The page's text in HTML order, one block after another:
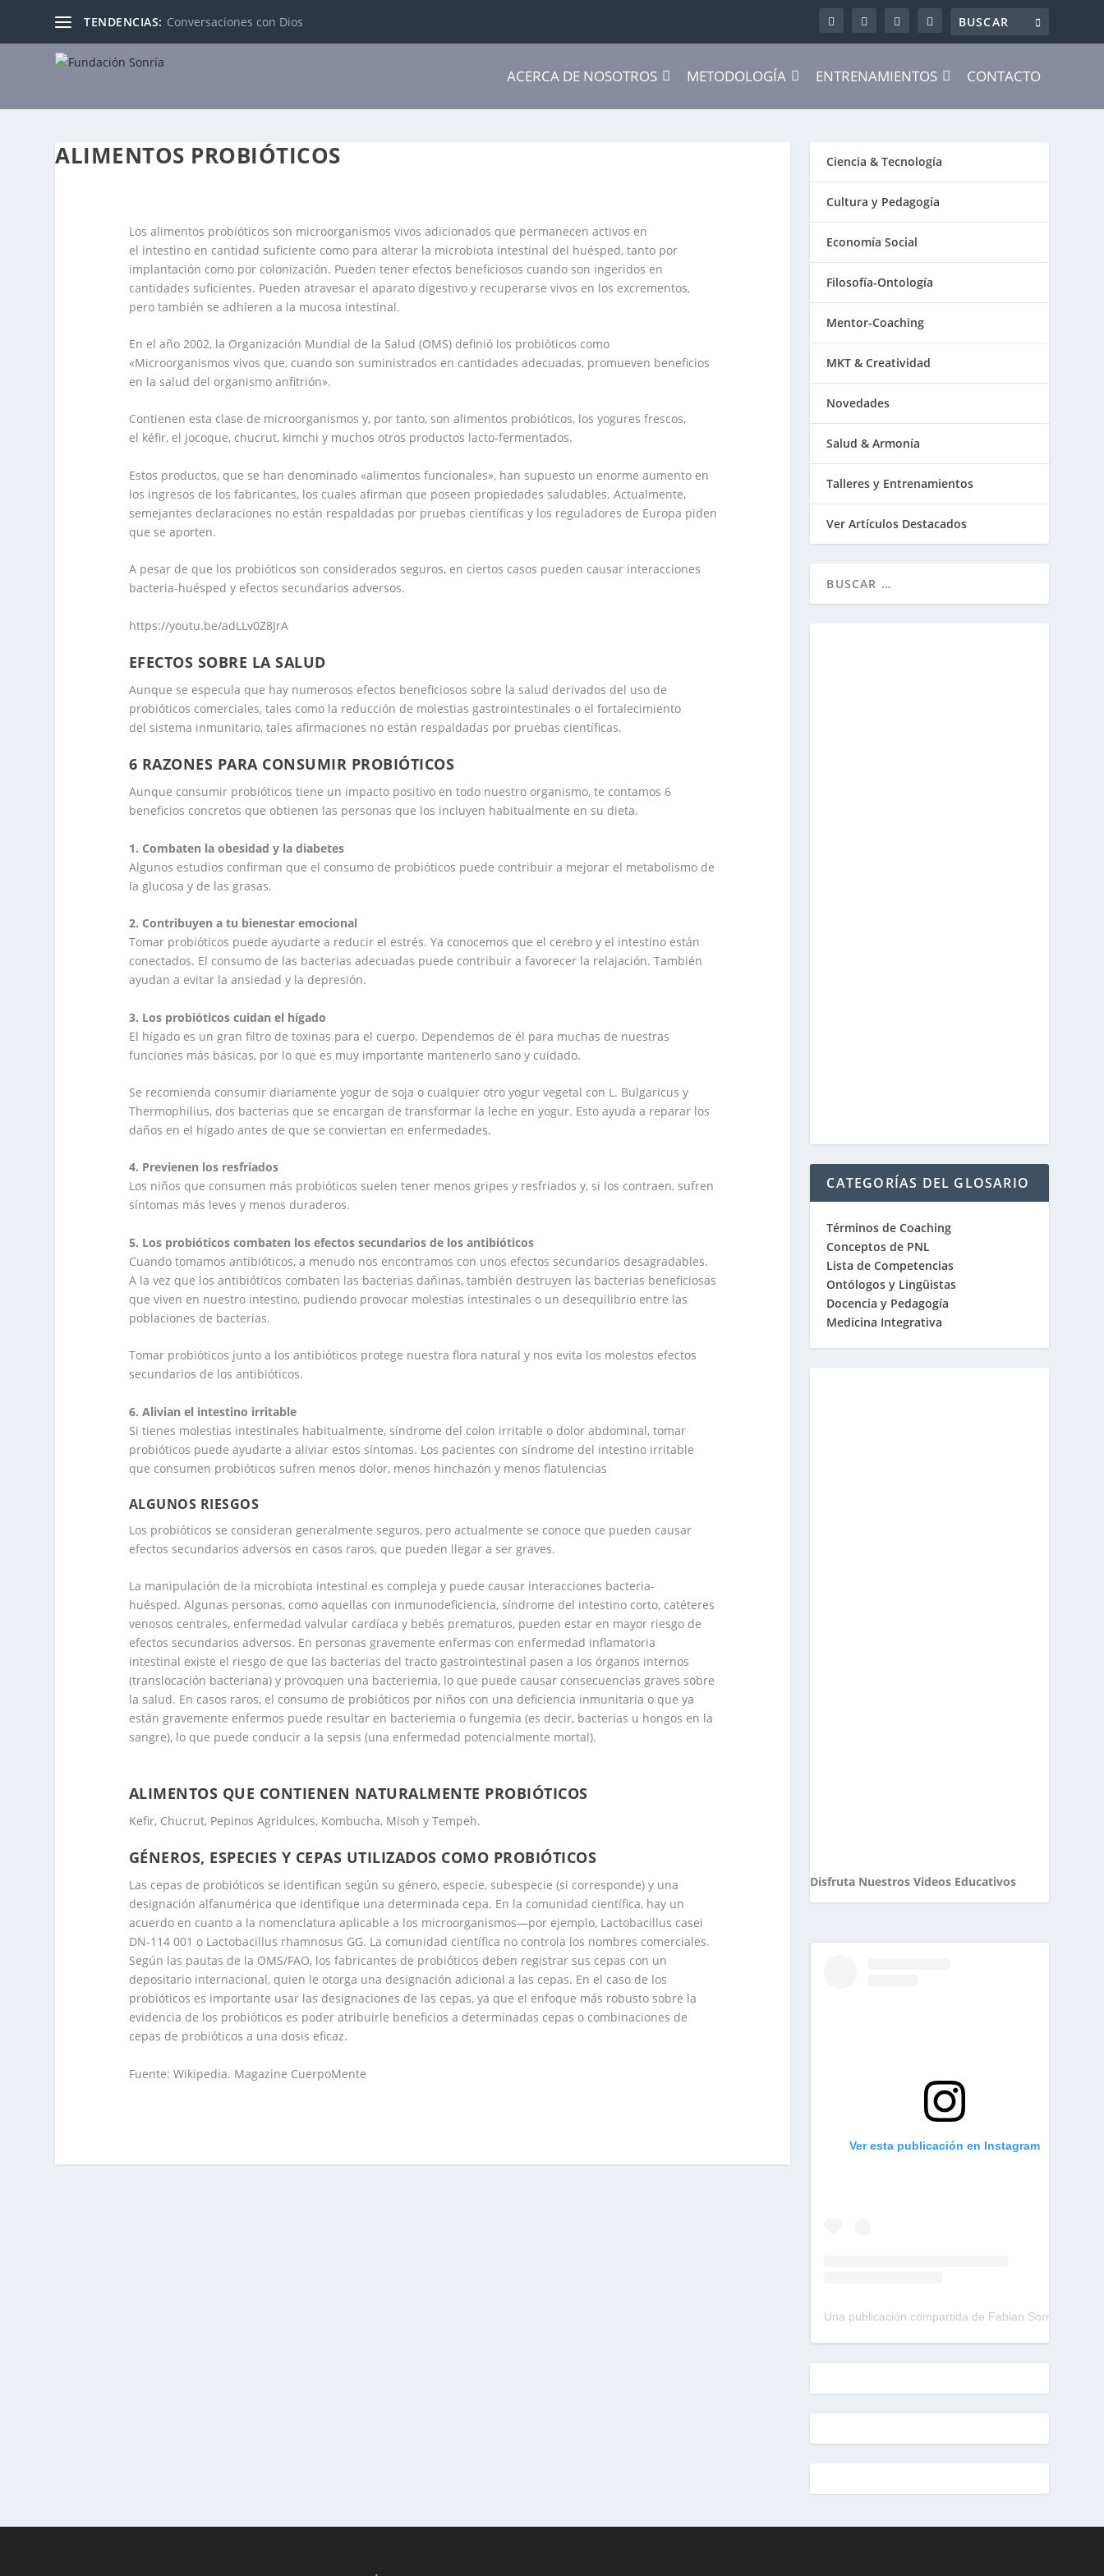
TENDENCIAS: Conversaciones con Dios
ACERCA DE NOSOTROS METODOLOGÍA ENTRENAMIENTOS CONTACTO
ALIMENTOS PROBIÓTICOS
Los alimentos probióticos son microorganismos vivos adicionados que permanecen activos en
el intestino en cantidad suficiente como para alterar la microbiota intestinal del huésped, tanto por
implantación como por colonización. Pueden tener efectos beneficiosos cuando son ingeridos en
cantidades suficientes. Pueden atravesar el aparato digestivo y recuperarse vivos en los excrementos,
pero también se adhieren a la mucosa intestinal.
En el año 2002, la Organización Mundial de la Salud (OMS) definió los probióticos como
«Microorganismos vivos que, cuando son suministrados en cantidades adecuadas, promueven beneficios
en la salud del organismo anfitrión».
Contienen esta clase de microorganismos y, por tanto, son alimentos probióticos, los yogures frescos,
el kéfir, el jocoque, chucrut, kimchi y muchos otros productos lacto-fermentados.
Estos productos, que se han denominado «alimentos funcionales», han supuesto un enorme aumento en
los ingresos de los fabricantes, los cuales afirman que poseen propiedades saludables. ​ Actualmente,
semejantes declaraciones no están respaldadas por pruebas científicas ​ y los reguladores de Europa piden
que se aporten.
A pesar de que los probióticos son considerados seguros, en ciertos casos pueden causar interacciones
bacteria-huésped y efectos secundarios adversos.
https://youtu.be/adLLv0Z8JrA
EFECTOS SOBRE LA SALUD
Aunque se especula que hay numerosos efectos beneficiosos sobre la salud derivados del uso de
probióticos comerciales, tales como la reducción de molestias gastrointestinales o el fortalecimiento
del sistema inmunitario, tales afirmaciones no están respaldadas por pruebas científicas.
6 RAZONES PARA CONSUMIR PROBIÓTICOS
Aunque consumir probióticos tiene un impacto positivo en todo nuestro organismo, te contamos 6
beneficios concretos que obtienen las personas que los incluyen habitualmente en su dieta.
1. Combaten la obesidad y la diabetes
Algunos estudios confirman que el consumo de probióticos puede contribuir a mejorar el metabolismo de
la glucosa y de las grasas.
2. Contribuyen a tu bienestar emocional
Tomar probióticos puede ayudarte a reducir el estrés. Ya conocemos que el cerebro y el intestino están
conectados. El consumo de las bacterias adecuadas puede contribuir a favorecer la relajación. También
ayudan a evitar la ansiedad y la depresión.
3. Los probióticos cuidan el hígado
El hígado es un gran filtro de toxinas para el cuerpo. Dependemos de él para muchas de nuestras
funciones más básicas, por lo que es muy importante mantenerlo sano y cuidado.
Se recomienda consumir diariamente yogur de soja o cualquier otro yogur vegetal con L. Bulgaricus y
Thermophilius, dos bacterias que se encargan de transformar la leche en yogur. Esto ayuda a reparar los
daños en el hígado antes de que se conviertan en enfermedades.
4. Previenen los resfriados
Los niños que consumen más probióticos suelen tener menos gripes y resfriados y, si los contraen, sufren
síntomas más leves y menos duraderos.
5. Los probióticos combaten los efectos secundarios de los antibióticos
Cuando tomamos antibióticos, a menudo nos encontramos con unos efectos secundarios desagradables.
A la vez que los antibióticos combaten las bacterias dañinas, también destruyen las bacterias beneficiosas
que viven en nuestro intestino, pudiendo provocar molestias intestinales o un desequilibrio entre las
poblaciones de bacterias.
Tomar probióticos junto a los antibióticos protege nuestra flora natural y nos evita los molestos efectos
secundarios de los antibióticos.
6. Alivian el intestino irritable
Si tienes molestias intestinales habitualmente, síndrome del colon irritable o dolor abdominal, tomar
probióticos puede ayudarte a aliviar estos síntomas. Los pacientes con síndrome del intestino irritable
que consumen probióticos sufren menos dolor, menos hinchazón y menos flatulencias
ALGUNOS RIESGOS
Los probióticos se consideran generalmente seguros, pero actualmente se conoce que pueden causar
efectos secundarios adversos en casos raros, que pueden llegar a ser graves.
La manipulación de la microbiota intestinal es compleja y puede causar interacciones bacteria-
huésped. Algunas personas, como aquellas con inmunodeficiencia, síndrome del intestino corto, catéteres
venosos centrales, enfermedad valvular cardíaca y bebés prematuros, pueden estar en mayor riesgo de
efectos secundarios adversos. ​ En personas gravemente enfermas con enfermedad inflamatoria
intestinal existe el riesgo de que las bacterias del tracto gastrointestinal pasen a los órganos internos
(translocación bacteriana) y provoquen una bacteriemia, lo que puede causar consecuencias graves sobre
la salud. En casos raros, el consumo de probióticos por niños con una deficiencia inmunitaria o que ya
están gravemente enfermos puede resultar en bacteriemia o fungemia (es decir, bacterias u hongos en la
sangre), lo que puede conducir a la sepsis (una enfermedad potencialmente mortal).
ALIMENTOS QUE CONTIENEN NATURALMENTE PROBIÓTICOS
Kefir, Chucrut, Pepinos Agridulces, Kombucha, Misoh y Tempeh.
GÉNEROS, ESPECIES Y CEPAS UTILIZADOS COMO PROBIÓTICOS
Las cepas de probióticos se identifican según su género, especie, subespecie (si corresponde) y una
designación alfanumérica que identifique una determinada cepa. En la comunidad científica, hay un
acuerdo en cuanto a la nomenclatura aplicable a los microorganismos—por ejemplo, Lactobacillus casei
DN-114 001 o Lactobacillus rhamnosus GG. La comunidad científica no controla los nombres comerciales.
Según las pautas de la OMS/FAO, los fabricantes de probióticos deben registrar sus cepas con un
depositario internacional, quien le otorga una designación adicional a las cepas. En el caso de los
probióticos es importante usar las designaciones de las cepas, ya que el enfoque más robusto sobre la
evidencia de los probióticos es poder atribuirle beneficios a determinadas cepas o combinaciones de
cepas de probióticos a una dosis eficaz.
Fuente: Wikipedia. Magazine CuerpoMente
Ciencia & Tecnología
Cultura y Pedagogía
Economía Social
Filosofía-Ontología
Mentor-Coaching
MKT & Creatividad
Novedades
Salud & Armonía
Talleres y Entrenamientos
Ver Artículos Destacados
CATEGORÍAS DEL GLOSARIO
Términos de Coaching
Conceptos de PNL
Lista de Competencias
Ontólogos y Lingüistas
Docencia y Pedagogía
Medicina Integrativa
Disfruta Nuestros Videos Educativos
Ver esta publicación en Instagram